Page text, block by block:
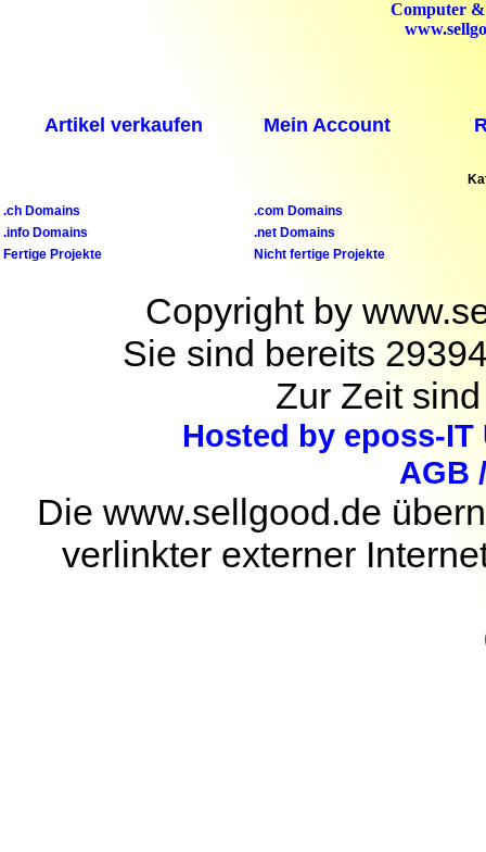
Computer
Artikel verkaufen Mein Account
.ch Domains
.com Domains
.info Domains
.net Domains
Fertige Projekte
Nicht fertige Projekte
Copyright by
Sie sind bereits
Zur Zeit
Hosted by eposs-
AGB
Die www.sellgood.de
verlinkter externer